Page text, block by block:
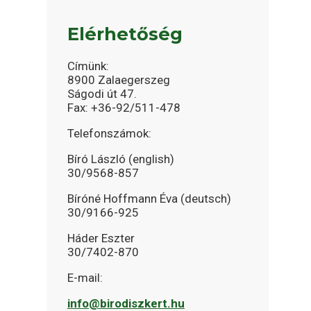
Elérhetőség
Címünk:
8900 Zalaegerszeg
Ságodi út 47.
Fax: +36-92/511-478
Telefonszámok:
Bíró László (english)
30/9568-857
Bíróné Hoffmann Éva (deutsch)
30/9166-925
Háder Eszter
30/7402-870
E-mail:
info@birodiszkert.hu